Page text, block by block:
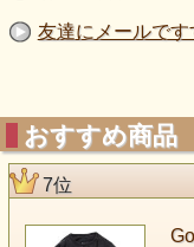
友達にメールです
おすすめ商品
7位